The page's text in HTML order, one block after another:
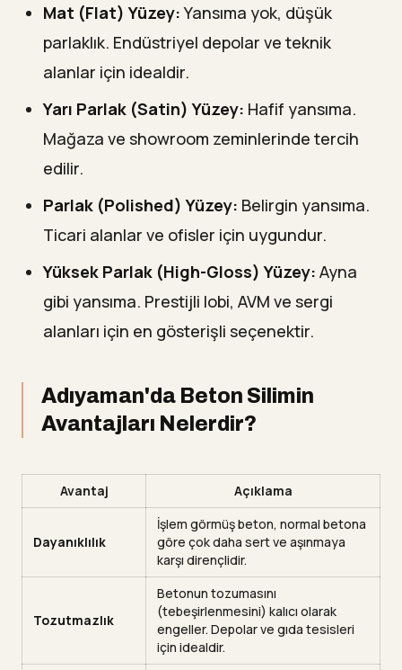
Mat (Flat) Yüzey:Yansıma yok, düşük
parlaklık. Endüstriyel depolar ve teknik
alanlar için idealdir.
Yarı Parlak (Satin) Yüzey: Hafif yansıma.
Mağaza ve showroom zeminlerinde tercih
edilir.
Parlak (Polished) Yüzey: Belirgin yansıma.
Ticari alanlar ve ofisler için uygundur.
Yüksek Parlak (High-Gloss) Yüzey: Ayna
gibi yansıma. Prestijli lobi, AVM ve sergi
alanları için en gösterişli seçenektir.
Adıyaman'da Beton Silimin
Avantajları Nelerdir?
Avantaj Açıklama
Dayanıklılık
İşlem görmüş beton, normal betona
göre çok daha sert ve aşınmaya
karşı dirençlidir.
Tozutmazlık
Betonun tozumasını
(tebeşirlenmesini) kalıcı olarak
engeller. Depolar ve gıda tesisleri
için idealdir.